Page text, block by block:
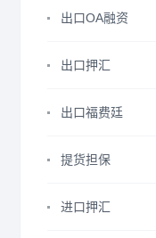
出口OA融资
出口押汇
出口福费廷
提货担保
进口押汇